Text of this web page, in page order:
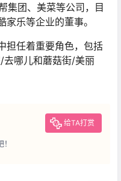
集团、美菜等公司，目
乐等企业的董事。
担任着重要角色，包括
哪儿和蘑菇街/美丽
给TA打赏